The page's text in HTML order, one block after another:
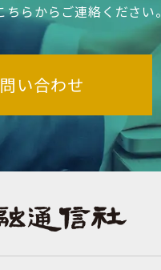
らからご連絡ください。
い合わせ